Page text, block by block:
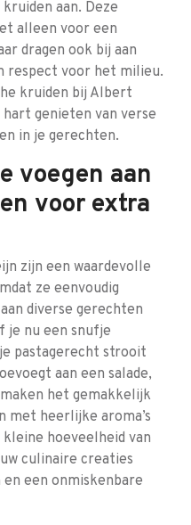
aan. Deze
alleen voor een
dragen ook bij aan
respect voor het milieu.
kruiden bij Albert
genieten van verse
in je gerechten.
voegen aan
voor extra
zijn een waardevolle
ze eenvoudig
diverse gerechten
je nu een snufje
pastagerecht strooit
aan een salade,
het gemakkelijk
heerlijke aroma’s
hoeveelheid van
culinaire creaties
een onmiskenbare